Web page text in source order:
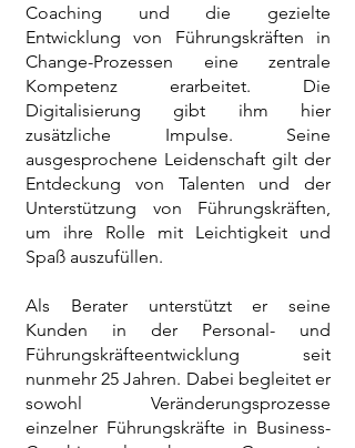
Coaching und die gezielte
Entwicklung von Führungskräften in
Change-Prozessen eine zentrale
Kompetenz erarbeitet. Die
Digitalisierung gibt ihm hier
zusätzliche Impulse. Seine
ausgesprochene Leidenschaft gilt der
Entdeckung von Talenten und der
Unterstützung von Führungskräften,
um ihre Rolle mit Leichtigkeit und
Spaß auszufüllen.
Als Berater unterstützt er seine
Kunden in der Personal- und
Führungskräfteentwicklung seit
nunmehr 25 Jahren. Dabei begleitet er
sowohl Veränderungsprozesse
einzelner Führungskräfte in Business-